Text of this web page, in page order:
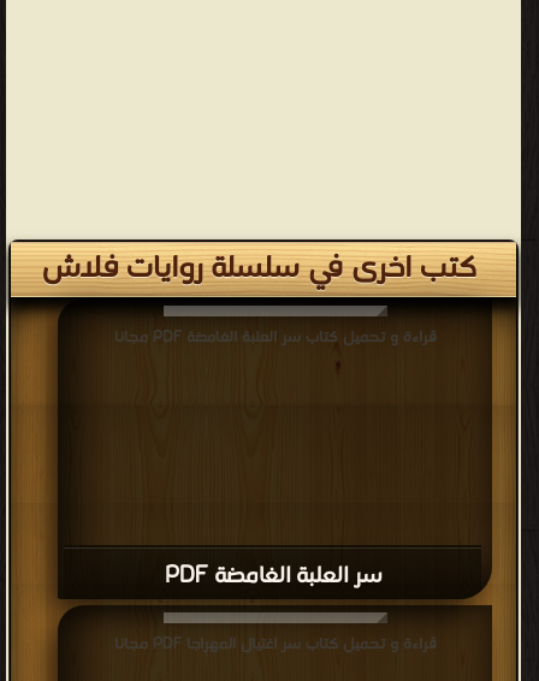
كتب اخرى في سلسلة روايات فلاش
سر العلبة الغامضة PDF
قراءة و تحميل كتاب سر العلبة الغامضة PDF مجانا
قراءة و تحميل كتاب سر اغتيال المهراجا PDF مجانا